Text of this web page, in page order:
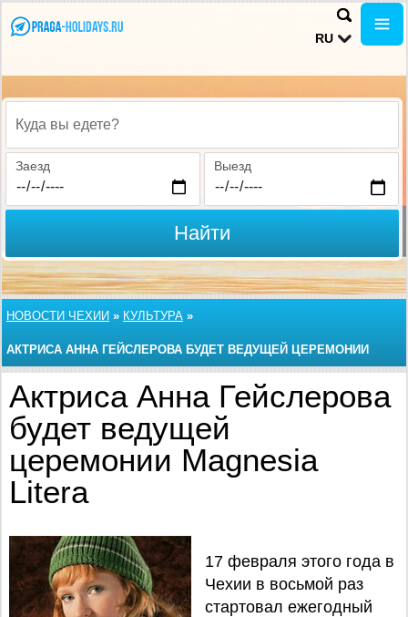
RU
Куда вы едете?
Заезд Выезд
Найти
НОВОСТИ ЧЕХИИ » КУЛЬТУРА »
АКТРИСА АННА ГЕЙСЛЕРОВА БУДЕТ ВЕДУЩЕЙ ЦЕРЕМОНИИ
MAGNESIA LITERA
Актриса Анна Гейслерова
будет ведущей
церемонии Magnesia
Litera
17 февраля этого года в
Чехии в восьмой раз
стартовал ежегодный